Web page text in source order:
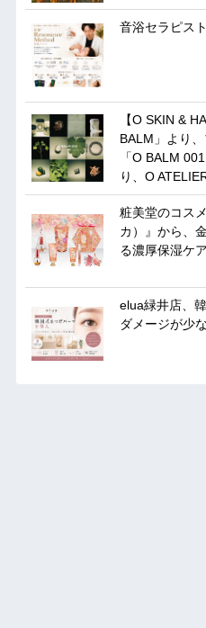
音浴セラピス
【O SKIN &
BALM」より
「O BALM
り、O
粧美堂のコス
カ）』から、
る濃厚保湿ケ
elua緑井店、
ダメージが少